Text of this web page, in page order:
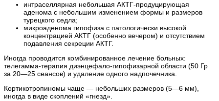
интраселлярная небольшая АКТГ-продуцирующая
аденома с небольшим изменением формы и размеров
турецкого седла;
микроаденома гипофиза с патологически высокой
концентрацией АКТГ (особенно вечером) и отсутствием
подавления секреции АКТГ.
Иногда проводится комбинированное лечение больных:
телегамма-терапия диэнцефало-гипофизарной области (50 Гр
за 20—25 сеансов) и удаление одного надпочечника.
Кортикотропиномы чаще — небольших размеров (5—6 мм),
иногда в виде скоплений «гнезд».